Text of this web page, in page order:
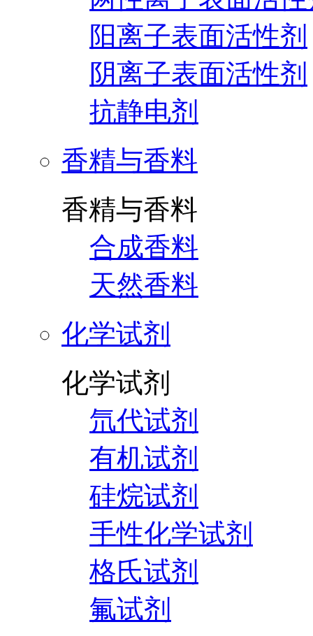
阳离子表面活性剂
阴离子表面活性剂
抗静电剂
香精与香料
香精与香料
合成香料
天然香料
化学试剂
化学试剂
氘代试剂
有机试剂
硅烷试剂
手性化学试剂
格氏试剂
氟试剂